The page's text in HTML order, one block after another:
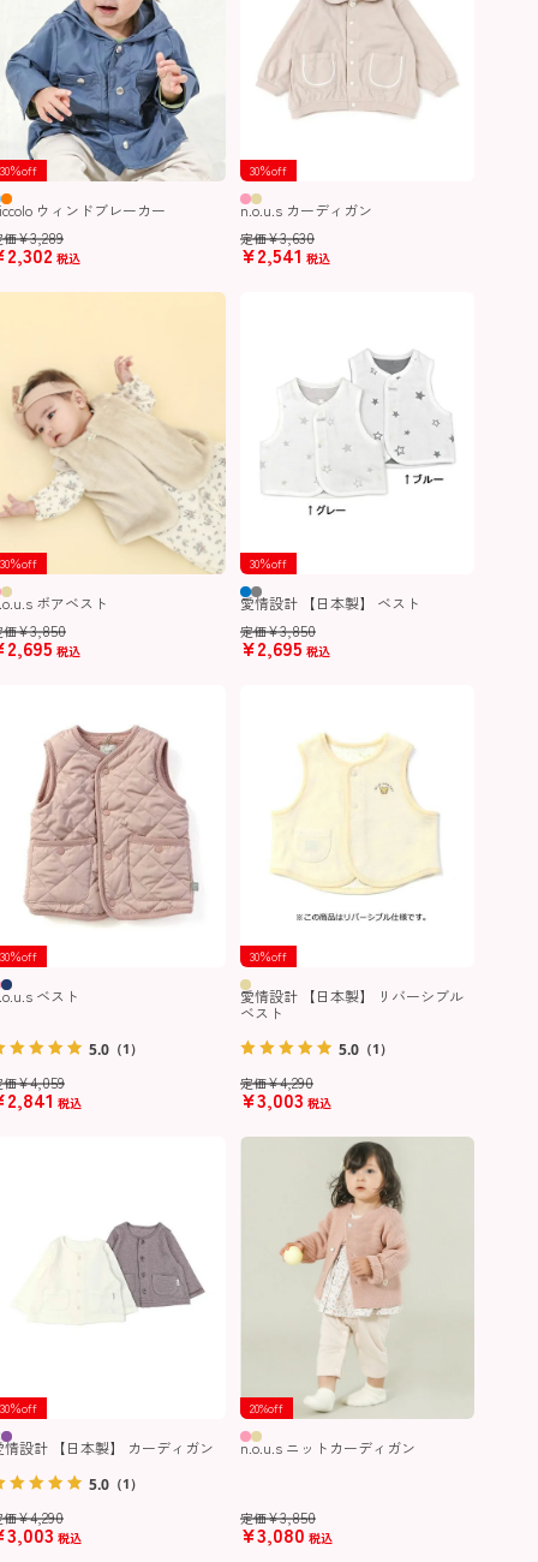
30％off
ウィンドブレーカー
価¥3,289
2,302 税込
30％off
n.o.u.s カーディガン
定価¥3,630
¥2,541 税込
30％off
ボアベスト
価¥3,850
2,695 税込
30％off
愛情設計 【日本製】 ベスト
定価¥3,850
¥2,695 税込
30％off
ベスト
価¥4,059
2,841 税込
5.0 （1）
30％off
愛情設計 【日本製】 リバーシブル
ベスト
定価¥4,290
¥3,003 税込
5.0（1）
30％off
情設計 【日本製】 カーディガン
価¥4,290
3,003 税込
5.0 （1）
20%off
n.o.u.s ニットカーディガン
定価¥3,850
¥3,080 税込